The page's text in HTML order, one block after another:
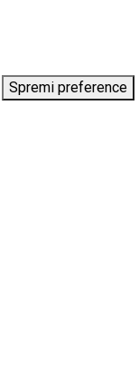
Spremi preference